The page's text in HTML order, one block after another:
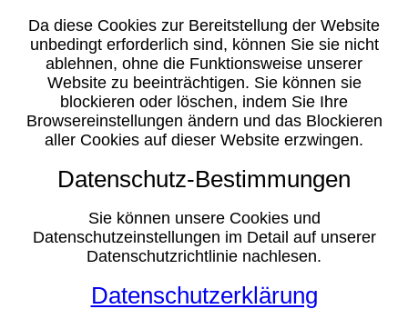
Da diese Cookies zur Bereitstellung der Website
unbedingt erforderlich sind, können Sie sie nicht
ablehnen, ohne die Funktionsweise unserer
Website zu beeinträchtigen. Sie können sie
blockieren oder löschen, indem Sie Ihre
Browsereinstellungen ändern und das Blockieren
aller Cookies auf dieser Website erzwingen.
Datenschutz-Bestimmungen
Sie können unsere Cookies und
Datenschutzeinstellungen im Detail auf unserer
Datenschutzrichtlinie nachlesen.
Datenschutzerklärung